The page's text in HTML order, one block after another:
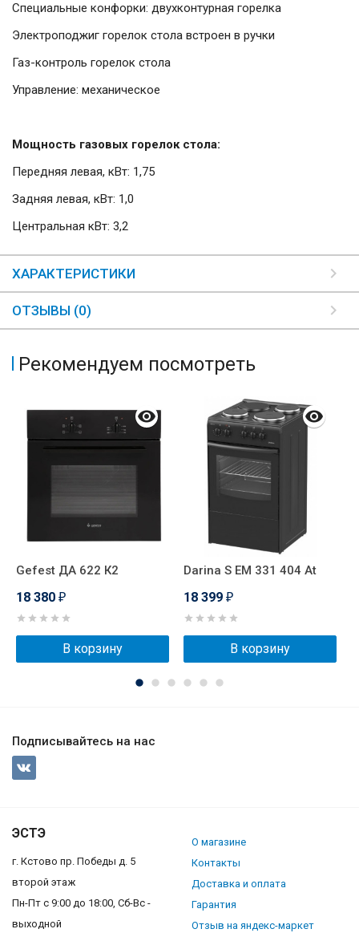
Специальные конфорки: двухконтурная горелка
Электроподжиг горелок стола встроен в ручки
Газ-контроль горелок стола
Управление: механическое
Мощность газовых горелок стола:
Передняя левая, кВт: 1,75
Задняя левая, кВт: 1,0
Центральная кВт: 3,2
ХАРАКТЕРИСТИКИ
ОТЗЫВЫ (0)
Рекомендуем посмотреть
Gefest ДА 622 К2
18 380 ₽
В корзину
Darina S EM 331 404 At
18 399 ₽
В корзину
Подписывайтесь на нас
ЭСТЭ
г. Кстово пр. Победы д. 5
второй этаж
Пн-Пт с 9:00 до 18:00, Сб-Вс -
выходной
О магазине
Контакты
Доставка и оплата
Гарантия
Отзыв на яндекс-маркет